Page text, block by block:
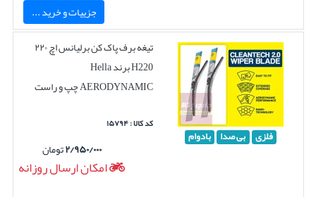
جزییات و خرید ...
فلزی بی صدا بادوام
تیغه برف پاک کن برلیانس اچ ۲۲۰
H220 برند Hella
AERODYNAMIC چپ و راست
کد کالا : ۱۵۷۹۴
۲/۹۵۰/۰۰۰تومان
امکان ارسال روزانه